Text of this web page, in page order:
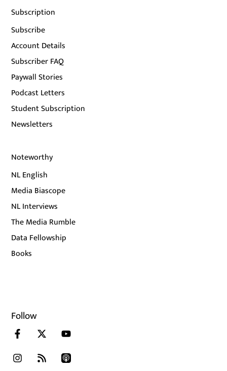
Subscription
Subscribe
Account Details
Subscriber FAQ
Paywall Stories
Podcast Letters
Student Subscription
Newsletters
Noteworthy
NL English
Media Biascope
NL Interviews
The Media Rumble
Data Fellowship
Books
Follow